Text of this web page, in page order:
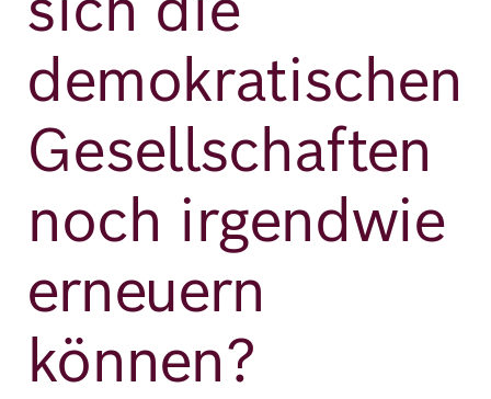
demokratischen
Gesellschaften
noch irgendwie
erneuern
können?